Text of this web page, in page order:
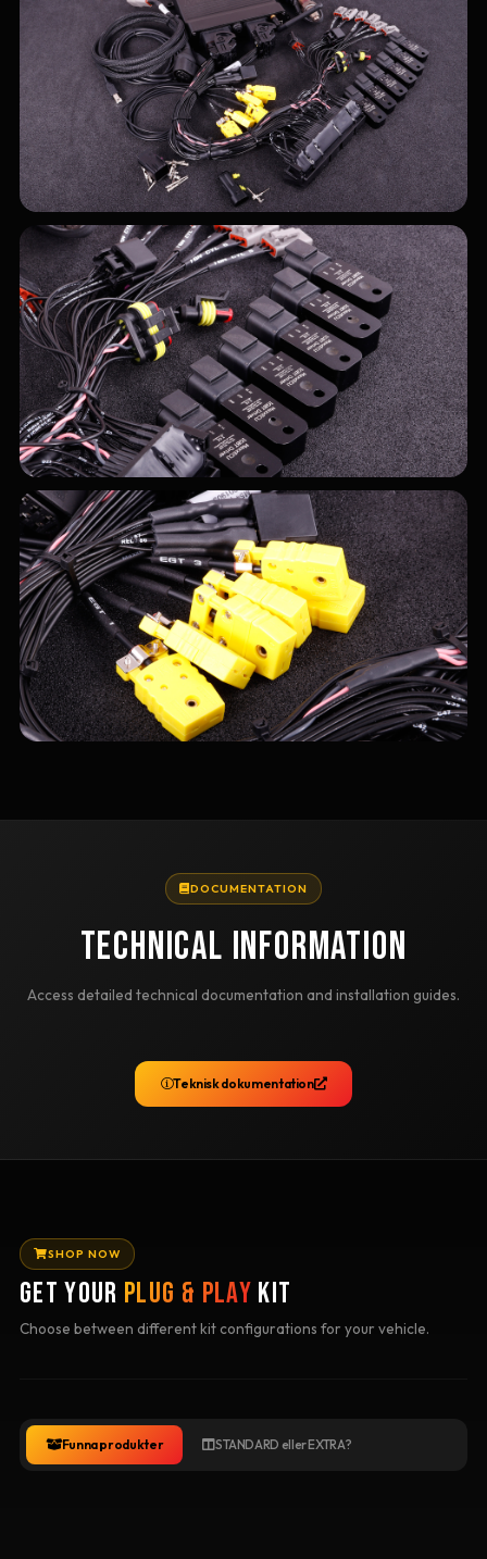
DOCUMENTATION
TECHNICAL INFORMATION
Access detailed technical documentation and installation guides.
Teknisk dokumentation
SHOP NOW
GET YOUR PLUG & PLAY KIT
Choose between different kit configurations for your vehicle.
Funna produkter STANDARD eller EXTRA?